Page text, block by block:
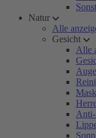
Natur
Alle
Gesicht
Alle